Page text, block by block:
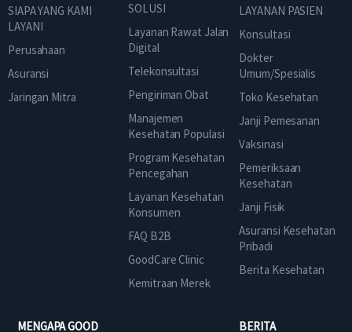
SIAPA YANG KAMI
LAYANI
Perusahaan
Asuransi
Jaringan Mitra
SOLUSI
Layanan Rawat Jalan
Digital
Telekonsultasi
Pengiriman Obat
Manajemen
Kesehatan Populasi
Program Kesehatan
Pencegahan
Layanan Kesehatan
Konsumen
FAQ B2B
GoodCare Clinic
Kemitraan Merek
LAYANAN PASIEN
Konsultasi
Dokter
Umum/Spesialis
Toko Kesehatan
Janji Pemesanan
Vaksinasi
Pemeriksaan
Kesehatan
Janji Fisik
Asuransi Kesehatan
Pribadi
Berita Kesehatan
MENGAPA GOOD
BERITA